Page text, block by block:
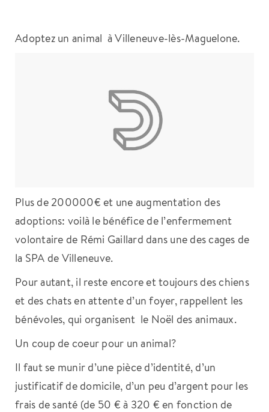
Adoptez un animal à Villeneuve-lès-Maguelone.
Plus de 200000€ et une augmentation des
adoptions: voilà le bénéfice de l’enfermement
volontaire de Rémi Gaillard dans une des cages de
la SPA de Villeneuve.
Pour autant, il reste encore et toujours des chiens
et des chats en attente d’un foyer, rappellent les
bénévoles, qui organisent le Noël des animaux.
Un coup de coeur pour un animal?
Il faut se munir d’une pièce d’identité, d’un
justificatif de domicile, d’un peu d’argent pour les
frais de santé (de 50 € à 320 € en fonction de